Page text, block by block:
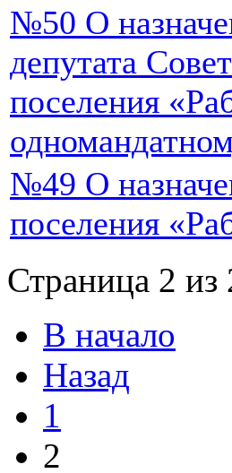
№50 О
депутата
поселения
№49 О
поселения
Страница 2 из
В начало
Назад
1
2